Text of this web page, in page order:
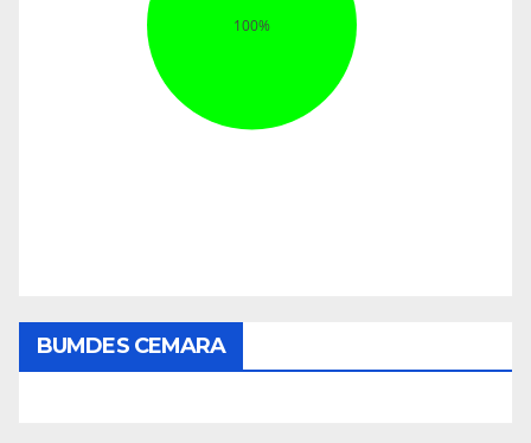
BUMDES CEMARA